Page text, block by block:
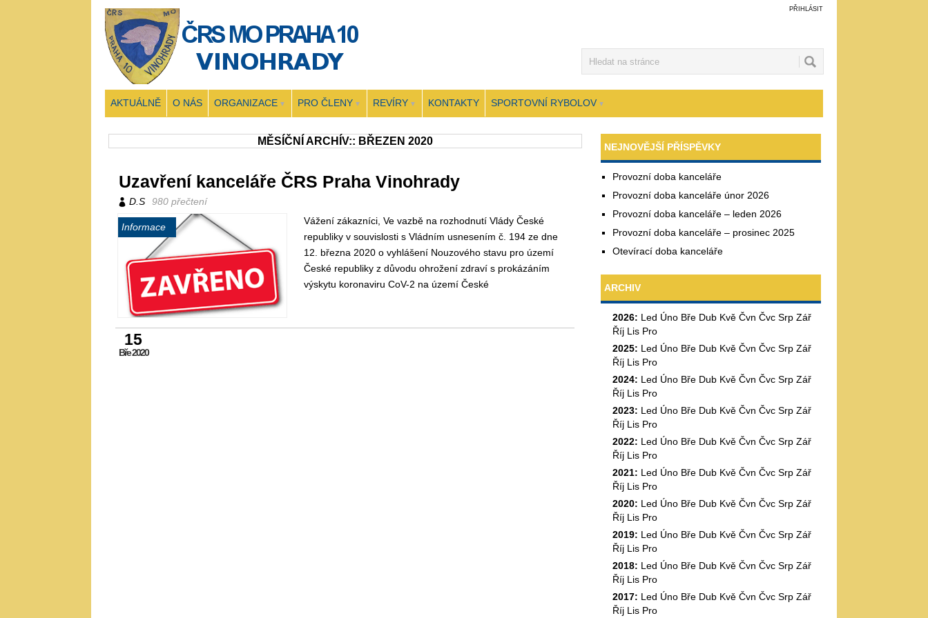
PŘIHLÁSIT
AKTUÁLNĚ O NÁS ORGANIZACE ▼ PRO ČLENY ▼ REVÍRY ▼ KONTAKTY SPORTOVNÍ RYBOLOV ▼
MĚSÍČNÍ ARCHÍV:: BŘEZEN 2020
Uzavření kanceláře ČRS Praha Vinohrady
D.S 980 přečtení
Informace
Vážení zákazníci, Ve vazbě na rozhodnutí Vlády České
republiky v souvislosti s Vládním usnesením č. 194 ze dne
12. března 2020 o vyhlášení Nouzového stavu pro území
České republiky z důvodu ohrožení zdraví s prokázáním
výskytu koronaviru CoV-2 na území České
15
Bře 2020
NEJNOVĚJŠÍ PŘÍSPĚVKY
Provozní doba kanceláře
Provozní doba kanceláře únor 2026
Provozní doba kanceláře – leden 2026
Provozní doba kanceláře – prosinec 2025
Otevírací doba kanceláře
ARCHIV
2026: Led Úno Bře Dub Kvě Čvn Čvc Srp Zář
Říj Lis Pro
2025: Led Úno Bře Dub Kvě Čvn Čvc Srp Zář
Říj Lis Pro
2024: Led Úno Bře Dub Kvě Čvn Čvc Srp Zář
Říj Lis Pro
2023: Led Úno Bře Dub Kvě Čvn Čvc Srp Zář
Říj Lis Pro
2022: Led Úno Bře Dub Kvě Čvn Čvc Srp Zář
Říj Lis Pro
2021: Led Úno Bře Dub Kvě Čvn Čvc Srp Zář
Říj Lis Pro
2020: Led Úno Bře Dub Kvě Čvn Čvc Srp Zář
Říj Lis Pro
2019: Led Úno Bře Dub Kvě Čvn Čvc Srp Zář
Říj Lis Pro
2018: Led Úno Bře Dub Kvě Čvn Čvc Srp Zář
Říj Lis Pro
2017: Led Úno Bře Dub Kvě Čvn Čvc Srp Zář
Říj Lis Pro